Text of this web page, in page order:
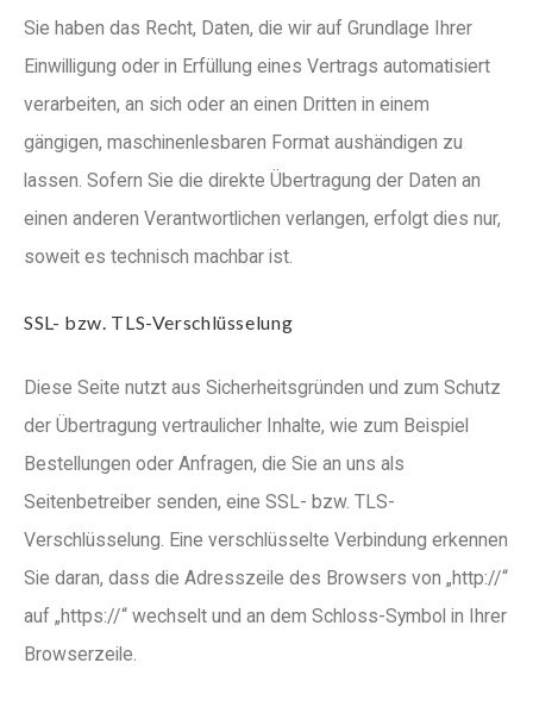
Sie haben das Recht, Daten, die wir auf Grundlage Ihrer
Einwilligung oder in Erfüllung eines Vertrags automatisiert
verarbeiten, an sich oder an einen Dritten in einem
gängigen, maschinenlesbaren Format aushändigen zu
lassen. Sofern Sie die direkte Übertragung der Daten an
einen anderen Verantwortlichen verlangen, erfolgt dies nur,
soweit es technisch machbar ist.
SSL- bzw. TLS-Verschlüsselung
Diese Seite nutzt aus Sicherheitsgründen und zum Schutz
der Übertragung vertraulicher Inhalte, wie zum Beispiel
Bestellungen oder Anfragen, die Sie an uns als
Seitenbetreiber senden, eine SSL- bzw. TLS-
Verschlüsselung. Eine verschlüsselte Verbindung erkennen
Sie daran, dass die Adresszeile des Browsers von „http://“
auf „https://“ wechselt und an dem Schloss-Symbol in Ihrer
Browserzeile.